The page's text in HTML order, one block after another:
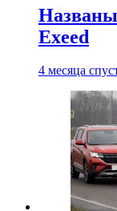
Exeed
4 месяца